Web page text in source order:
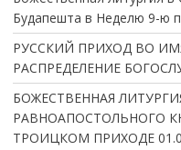
Будапешта в Неделю 9-ю
РУССКИЙ ПРИХОД ВО
РАСПРЕДЕЛЕНИЕ
БОЖЕСТВЕННАЯ
РАВНОАПОСТОЛЬНОГО
ТРОИЦКОМ ПРИХОДЕ